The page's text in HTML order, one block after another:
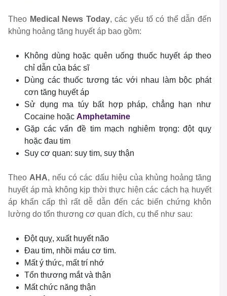
Theo Medical News Today, các yếu tố có thể dẫn đến
khủng hoảng tăng huyết áp bao gồm:
Không dùng hoặc quên uống thuốc huyết áp theo
chỉ dẫn của bác sĩ
Dùng các thuốc tương tác với nhau làm bộc phát
cơn tăng huyết áp
Sử dụng ma túy bất hợp pháp, chẳng hạn như
Cocaine hoặc Amphetamine
Gặp các vấn đề tim mạch nghiêm trọng: đột quỵ
hoặc đau tim
Suy cơ quan: suy tim, suy thận
Theo AHA, nếu có các dấu hiệu của khủng hoảng tăng
huyết áp mà không kịp thời thực hiện các cách hạ huyết
áp khẩn cấp thì rất dễ dẫn đến các biến chứng khôn
lường do tổn thương cơ quan đích, cụ thể như sau:
Đột quỵ, xuất huyết não
Đau tim, nhồi máu cơ tim.
Mất ý thức, mất trí nhớ
Tổn thương mắt và thận
Mất chức năng thận